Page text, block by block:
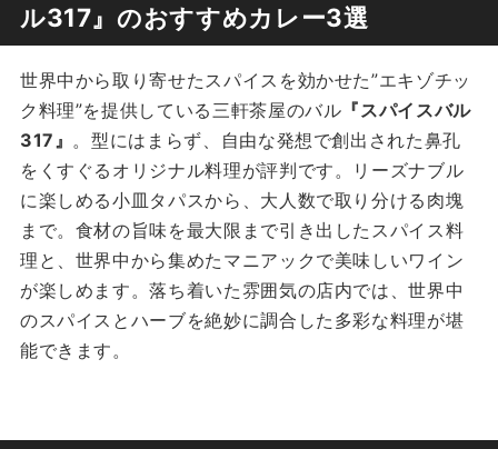
ル317』のおすすめカレー3選
世界中から取り寄せたスパイスを効かせた”エキゾチッ
ク料理”を提供している三軒茶屋のバル 『スパイスバル
317』 。型にはまらず、自由な発想で創出された鼻孔
をくすぐるオリジナル料理が評判です。リーズナブル
に楽しめる小皿タパスから、大人数で取り分ける肉塊
まで。食材の旨味を最大限まで引き出したスパイス料
理と、世界中から集めたマニアックで美味しいワイン
が楽しめます。落ち着いた雰囲気の店内では、世界中
のスパイスとハーブを絶妙に調合した多彩な料理が堪
能できます。